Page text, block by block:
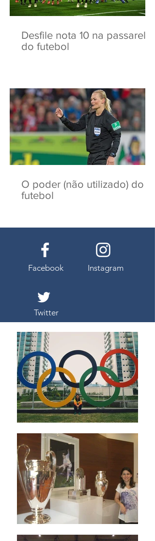
Desfile nota 10 na passarela
do futebol
O poder (não utilizado) do
futebol
Facebook
Twitter
Instagram